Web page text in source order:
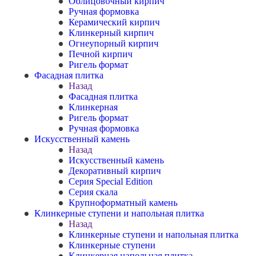
Ручная формовка
Керамический кирпич
Клинкерный кирпич
Огнеупорный кирпич
Печной кирпич
Ригель формат
Фасадная плитка
Назад
Фасадная плитка
Клинкерная
Ригель формат
Ручная формовка
Искусственный камень
Назад
Искусственный камень
Декоративный кирпич
Серия Special Edition
Серия скала
Крупноформатный камень
Клинкерные ступени и напольная плитка
Назад
Клинкерные ступени и напольная плитка
Клинкерные ступени